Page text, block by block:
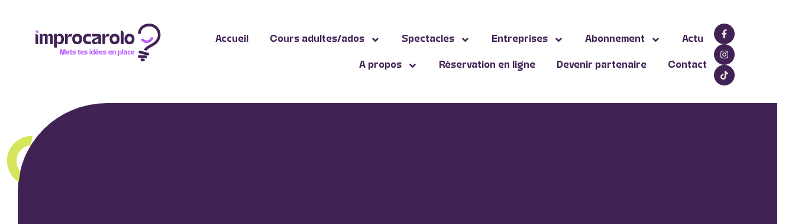
Accueil Cours adultes/ados Spectacles Entreprises Abonnement Actu
A propos Réservation en ligne Devenir partenaire Contact